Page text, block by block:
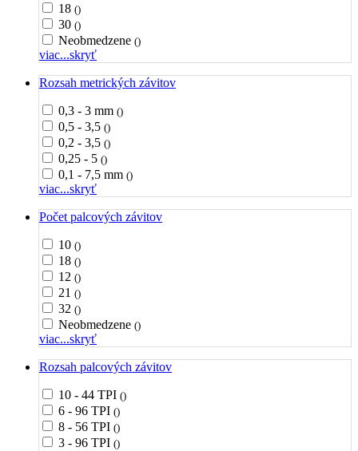
18 ()
30 ()
Neobmedzene ()
viac...skryť
Rozsah metrických závitov
0,3 - 3 mm ()
0,5 - 3,5 ()
0,2 - 3,5 ()
0,25 - 5 ()
0,1 - 7,5 mm ()
viac...skryť
Počet palcových závitov
10 ()
18 ()
12 ()
21 ()
32 ()
Neobmedzene ()
viac...skryť
Rozsah palcových závitov
10 - 44 TPI ()
6 - 96 TPI ()
8 - 56 TPI ()
3 - 96 TPI ()